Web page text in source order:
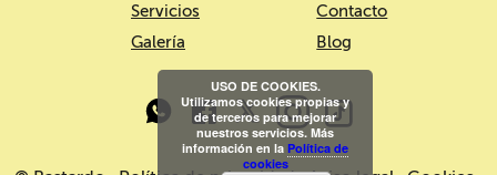
Servicios
Galería
Contacto
Blog
USO DE COOKIES.
Utilizamos cookies propias y
de terceros para mejorar
nuestros servicios. Más
información en la Política de
cookies